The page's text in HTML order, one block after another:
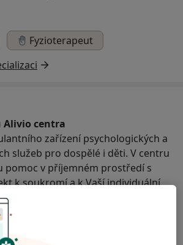
Fyzioterapeut
centra
zařízení psychologických a
služeb pro dospělé i děti. V centru
pomoc v příjemném prostředí s
k soukromí a k Vaší individuální
pomoci
dospělým, dětem, rodinám v